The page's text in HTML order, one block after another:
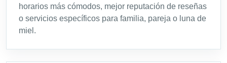
horarios más cómodos, mejor reputación de reseñas
o servicios específicos para familia, pareja o luna de
miel.